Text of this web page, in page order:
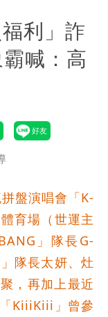
利」詐
喊：高
盤演唱會「K-
育場（世運主
」隊長G-
隊長太妍、灶
，再加上最近
KiiiKiii」曾參